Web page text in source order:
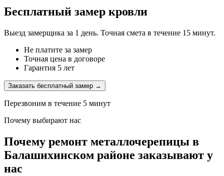
Бесплатный замер кровли
Выезд замерщика за 1 день. Точная смета в течение 15 минут.
Не платите за замер
Точная цена в договоре
Гарантия 5 лет
Заказать бесплатный замер →
Перезвоним в течение 5 минут
Почему выбирают нас
Почему ремонт металлочерепицы в
Балашихинском районе заказывают у
нас